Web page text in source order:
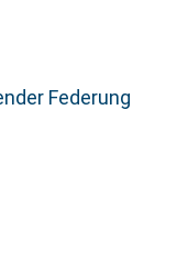
Federung